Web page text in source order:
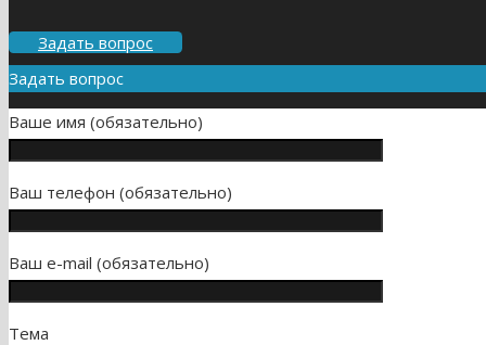
Задать вопрос
Задать вопрос
Ваше имя (обязательно)
Ваш телефон (обязательно)
Ваш e-mail (обязательно)
Тема